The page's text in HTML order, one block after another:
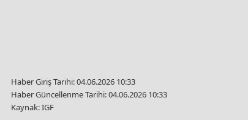
Haber Giriş Tarihi: 04.06.2026 10:33
Haber Güncellenme Tarihi: 04.06.2026 10:33
Kaynak: IGF